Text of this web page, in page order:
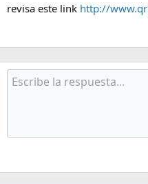
revisa este link http://